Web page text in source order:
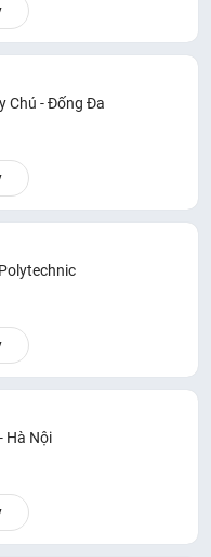
Chú - Đống Đa
Hà Nội